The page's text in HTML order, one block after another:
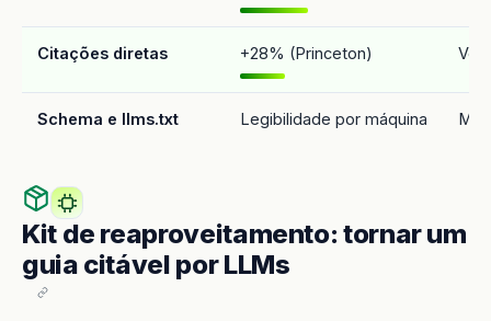
Citações diretas +28% (Princeton) Voz
Schema e llms.txt Legibilidade por máquina
Kit de reaproveitamento: tornar um
guia citável por LLMs